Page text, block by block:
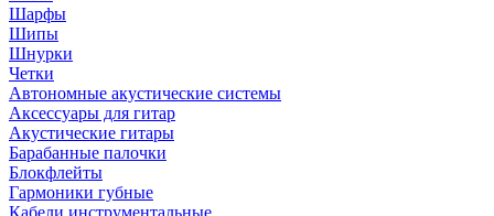
Шарфы
Шипы
Шнурки
Четки
Автономные акустические системы
Аксессуары для гитар
Акустические гитары
Барабанные палочки
Блокфлейты
Гармоники губные
Кабели инструментальные